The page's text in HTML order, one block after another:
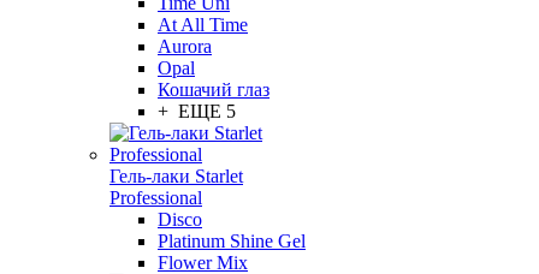
At All Time
Aurora
Opal
Кошачий глаз
+ ЕЩЕ 5
Гель-лаки Starlet
Professional
Disco
Platinum Shine Gel
Flower Mix